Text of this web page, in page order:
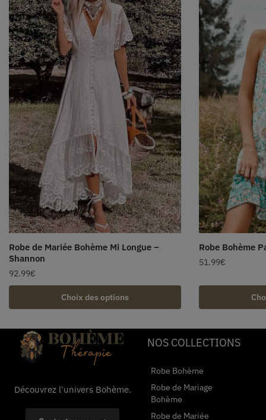
Robe de Mariée Bohème Mi Longue –
Shannon
92.99€
Choix des options
Robe Bohème
51.99€
Découvrez l'univers Bohème.
NOS COLLECTIONS
Robe Bohème
Robe de Mariage
Bohème
Robe de Mariée